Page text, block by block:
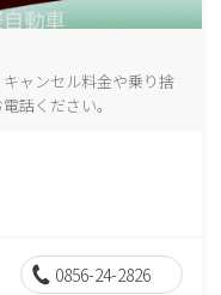
ャンセル料金や乗り捨
話ください。
0856-24-2826